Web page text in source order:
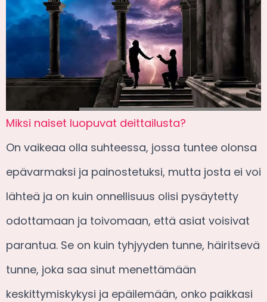
Miksi naiset luopuvat deittailusta?
On vaikeaa olla suhteessa, jossa tuntee olonsa
epävarmaksi ja painostetuksi, mutta josta ei voi
lähteä ja on kuin onnellisuus olisi pysäytetty
odottamaan ja toivomaan, että asiat voisivat
parantua. Se on kuin tyhjyyden tunne, häiritsevä
tunne, joka saa sinut menettämään
keskittymiskykysi ja epäilemään, onko paikkasi